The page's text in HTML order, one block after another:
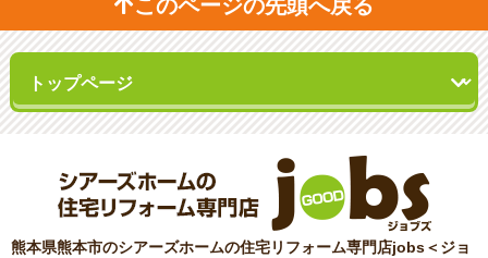
このページの先頭へ戻る
熊本県熊本市のシアーズホームの住宅リフォーム専門店jobs＜ジョ